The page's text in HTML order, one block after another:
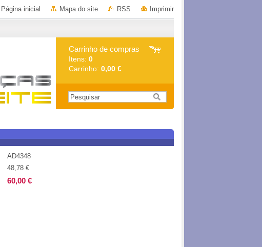
Página inicial Mapa do site RSS Imprimir
Carrinho de compras
Itens: 0
Carrinho: 0,00 €
AD4348
48,78 €
60,00 €